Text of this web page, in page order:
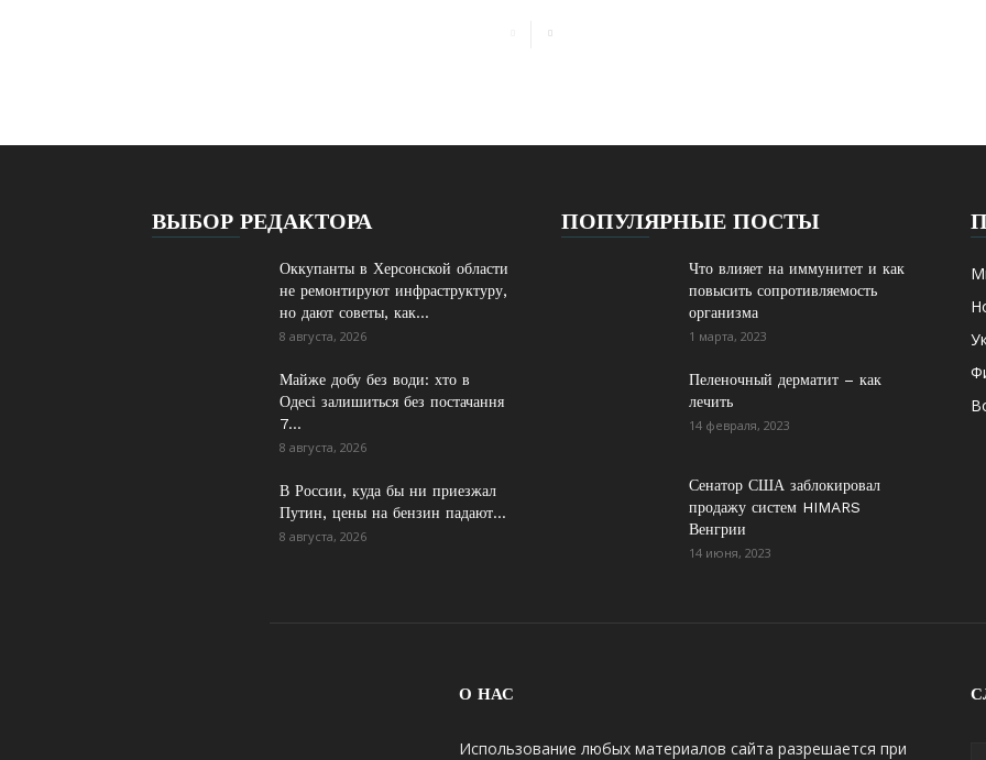
ВЫБОР РЕДАКТОРА
Оккупанты в Херсонской области
не ремонтируют инфраструктуру,
но дают советы, как...
8 августа, 2026
Майже добу без води: хто в
Одесі залишиться без постачання
7...
8 августа, 2026
В России, куда бы ни приезжал
Путин, цены на бензин падают...
8 августа, 2026
ПОПУЛЯРНЫЕ ПОСТЫ
Что влияет на иммунитет и как
повысить сопротивляемость
организма
1 марта, 2023
Пеленочный дерматит – как
лечить
14 февраля, 2023
Сенатор США заблокировал
продажу систем HIMARS
Венгрии
14 июня, 2023
О НАС
Использование любых материалов сайта разрешается при